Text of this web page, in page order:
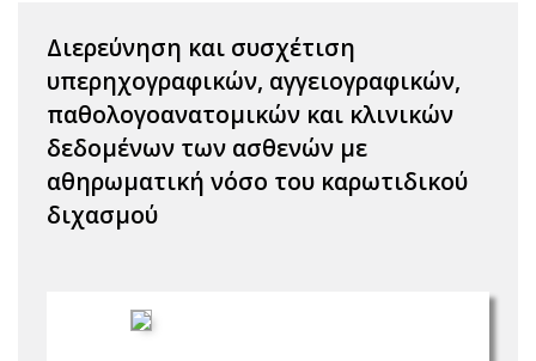
Διερεύνηση και συσχέτιση
υπερηχογραφικών, αγγειογραφικών,
παθολογοανατομικών και κλινικών
δεδομένων των ασθενών με
αθηρωματική νόσο του καρωτιδικού
διχασμού